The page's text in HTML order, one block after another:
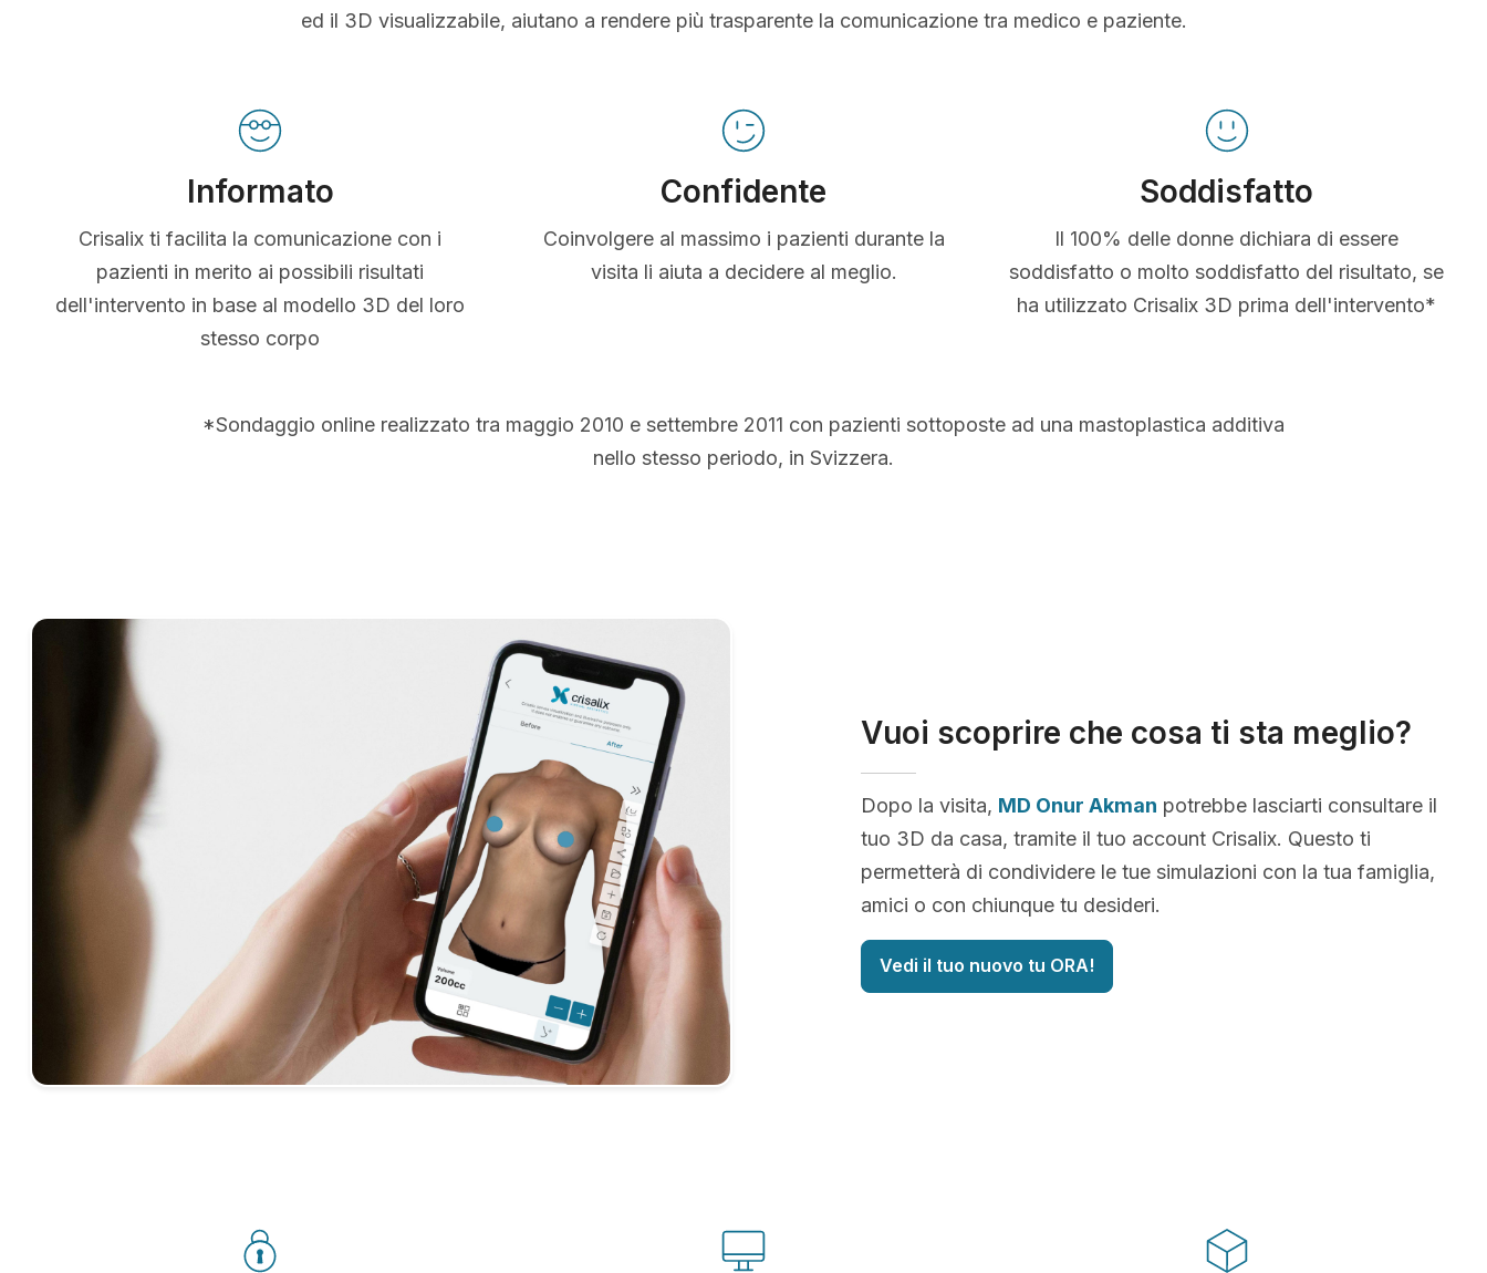
ed il 3D visualizzabile, aiutano a rendere più trasparente la comunicazione tra medico e paziente.
Informato
Crisalix ti facilita la comunicazione con i
pazienti in merito ai possibili risultati
dell'intervento in base al modello 3D del loro
stesso corpo
Confidente
Coinvolgere al massimo i pazienti durante la
visita li aiuta a decidere al meglio.
Soddisfatto
Il 100% delle donne dichiara di essere
soddisfatto o molto soddisfatto del risultato, se
ha utilizzato Crisalix 3D prima dell'intervento*
*Sondaggio online realizzato tra maggio 2010 e settembre 2011 con pazienti sottoposte ad una mastoplastica additiva
nello stesso periodo, in Svizzera.
Vuoi scoprire che cosa ti sta meglio?
Dopo la visita, MD Onur Akman potrebbe lasciarti consultare il
tuo 3D da casa, tramite il tuo account Crisalix. Questo ti
permetterà di condividere le tue simulazioni con la tua famiglia,
amici o con chiunque tu desideri.
Vedi il tuo nuovo tu ORA!